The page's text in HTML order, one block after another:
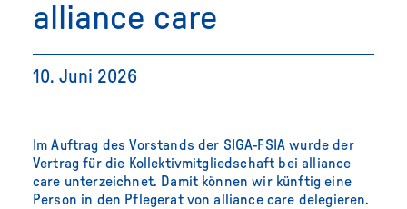
alliance care
10. Juni 2026
Im Auftrag des Vorstands der SIGA-FSIA wurde der
Vertrag für die Kollektivmitgliedschaft bei alliance
care unterzeichnet. Damit können wir künftig eine
Person in den Pflegerat von alliance care delegieren.